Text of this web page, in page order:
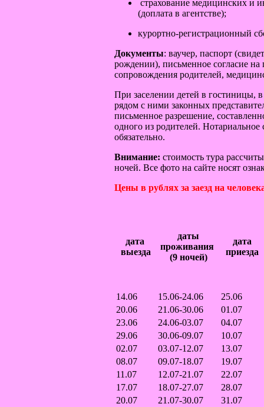
страхование медицинских и
(доплата в агентстве);
курортно-регистрационный
Документы: ваучер, паспорт
рождении), письменное согласие на
сопровождения родителей,
При заселении детей в гостиницы,
рядом с ними законных
письменное разрешение,
одного из родителей. Нотариальное
обязательно.
Внимание: стоимость тура
ночей. Все фото на сайте носят
Цены в рублях за заезд на
дата
выезда
даты
проживания
(9 ночей)
дата
приезда
14.06 15.06-24.06
25.06
20.06
21.06-30.06
01.07
23.06
24.06-03.07
04.07
29.06
30.06-09.07
10.07
02.07
03.07-12.07
13.07
08.07
09.07-18.07
19.07
11.07
12.07-21.07
22.07
17.07
18.07-27.07
28.07
20.07
21.07-30.07
31.07